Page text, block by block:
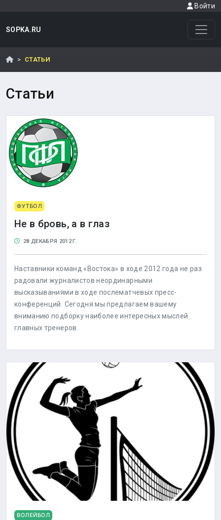
Войти
SOPKA.RU
СТАТЬИ
Статьи
ФУТБОЛ
Не в бровь, а в глаз
28 ДЕКАБРЯ 2012 Г.
Наставники команд «Востока» в ходе 2012 года не раз
радовали журналистов неординарными
высказываниями в ходе послематчевых пресс-
конференций. Сегодня мы предлагаем вашему
вниманию подборку наиболее интересных мыслей
главных тренеров.
ВОЛЕЙБОЛ